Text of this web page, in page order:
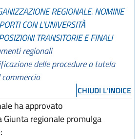
REGIONALE. NOMINE
CON L'UNIVERSITÀ
TRANSITORIE E FINALI
regionali
delle procedure a tutela
CHIUDI L'INDICE
ha approvato
Giunta regionale promulga